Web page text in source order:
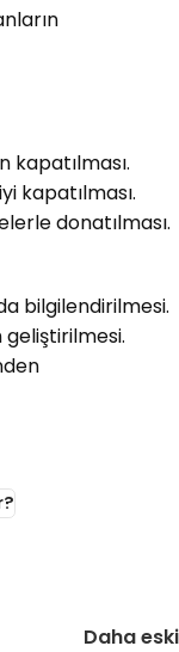
kapatılması.
kapatılması.
donatılması.
bilgilendirilmesi.
geliştirilmesi.
Daha eski